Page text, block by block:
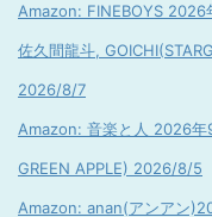
Amazon: FINEBOYS
佐久間龍斗,
2026/8/7
Amazon: 音楽と人 2026年
GREEN APPLE) 2026/8/5
Amazon: anan(アンアン